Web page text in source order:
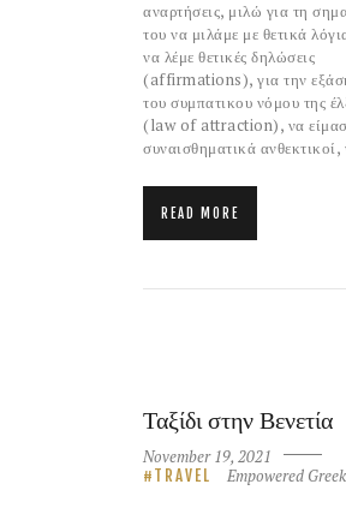
αναρτήσεις, μιλώ για τη
του να μιλάμε με θετικά
να λέμε θετικές δηλώσεις
(affirmations), για την
του συμπατικου νόμου της
(law of attraction), να
συναισθηματικά
READ MORE
Ταξίδι στην Βενετία
November 19, 2021
TRAVEL Empowered